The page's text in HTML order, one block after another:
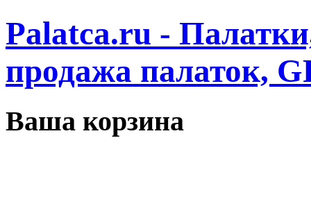
Palatca.ru -
продажа палаток,
Ваша корзина